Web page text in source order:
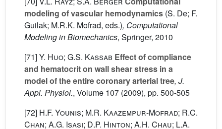
modeling of vascular hemodynamics (S. De; F.
Guilak; M.R.K. Mofrad, eds.), Computational
Modeling in Biomechanics, Springer, 2010
[71]Y. Huo; G.S. Kassab Effect of compliance
and hematocrit on wall shear stress in a
model of the entire coronary arterial tree, J.
Appl. Physiol., Volume 107 (2009), pp. 500-505
[72] H.F. Younis; M.R. Kaazempur-Mofrad; R.C.
Chan; A.G. Isasi; D.P. Hinton; A.H. Chau; L.A.